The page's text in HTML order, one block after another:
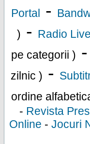
Portal -
) - Radio Live
pe categorii ) -
zilnic ) -
ordine
- Revista
Online - Jocuri